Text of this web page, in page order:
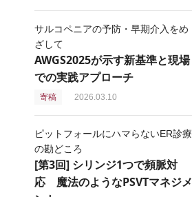
サルコペニアの予防・早期介入をめ
ざして
AWGS2025が示す新基準と現場
での実践アプローチ
寄稿 2026.03.10
ピットフォールにハマらないER診療
の勘どころ
[第3回] シリンジ1つで頻脈対
応 魔法のようなPSVTマネジメ